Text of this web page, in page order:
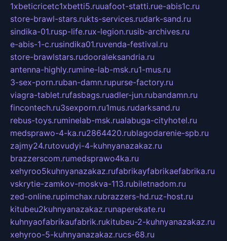
1xbeticricetc1xbetti5.ruuafoot-statti.rue-abis1c.ru
store-brawl-stars.rukts-services.rudark-sand.ru
sindika-01.rusp-life.rux-legion.rusib-archives.ru
e-abis-1-c.rusindika01.ruvenda-festival.ru
store-brawlstars.rudooraleksandria.ru
antenna-highly.rumine-lab-msk.ru1-mus.ru
3-sex-porn.ruban-damn.rupurse-factory.ru
viagra-tablet.rufasbags.ruadler-jun.rubandamn.ru
fincontech.ru3sexporn.ru1mus.rudarksand.ru
rebus-toys.ruminelab-msk.rualabuga-cityhotel.ru
medsprawo-4-ka.ru2864420.rublagodarenie-spb.ru
zajmy24.rutovudyi-4-kuhnyanazakaz.ru
brazzerscom.rumedsprawo4ka.ru
xehyroo5kuhnyanazakaz.rufabrikayfabrikaefabrika.ru
vskrytie-zamkov-moskva-113.rubiletnadom.ru
zed-online.rupimchax.rubrazzers-hd.ruz-host.ru
kitubeu2kuhnyanazakaz.runaperekate.ru
kuhnyaofabrikaufabrik.rukitubeu-2-kuhnyanazakaz.ru
xehyroo-5-kuhnyanazakaz.rucs-68.ru